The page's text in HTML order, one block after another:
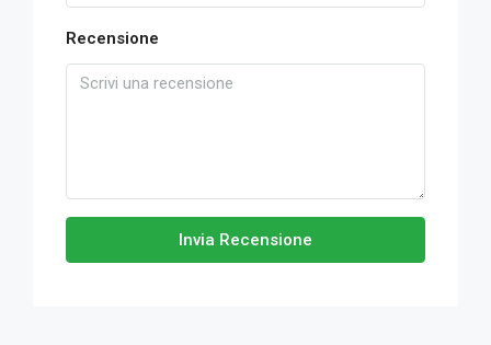
Recensione
Invia Recensione